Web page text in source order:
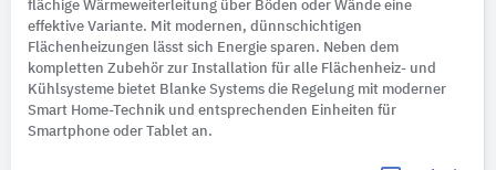
flächige Wärmeweiterleitung über Böden oder Wände eine
effektive Variante. Mit modernen, dünnschichtigen
Flächenheizungen lässt sich Energie sparen. Neben dem
kompletten Zubehör zur Installation für alle Flächenheiz- und
Kühlsysteme bietet Blanke Systems die Regelung mit moderner
Smart Home-Technik und entsprechenden Einheiten für
Smartphone oder Tablet an.